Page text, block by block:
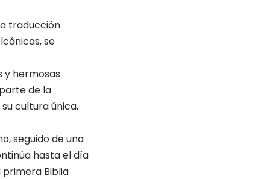
traducción
se
y hermosas
de la
cultura única,
seguido de una
hasta el día
primera Biblia